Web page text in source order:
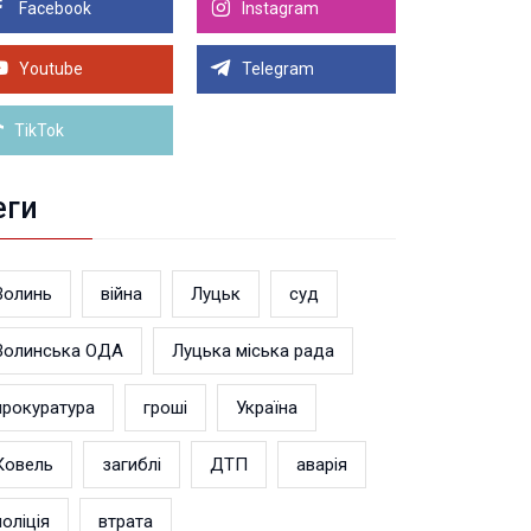
21:00
на 99,9% готовий новий Державний
простір. ВІДЕО
Більше новин
Facebook Instagram
Youtube Telegram
TikTok
війна Луцьк суд
ОДА Луцька міська рада
гроші Україна
загиблі ДТП аварія
втрата